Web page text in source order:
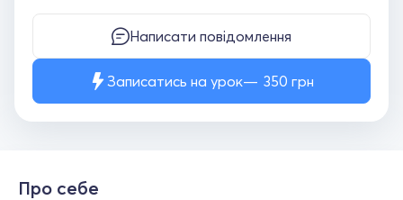
Написати повідомлення
Записатись на урок 350 грн
Про себе